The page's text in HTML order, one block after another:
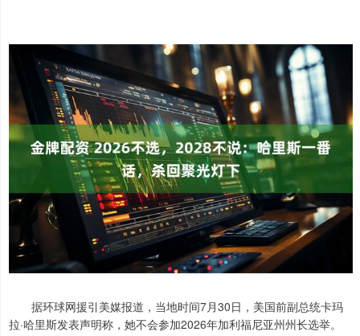
据环球网援引美媒报道，当地时间7月30日，美国前副总统卡玛
拉·哈里斯发表声明称，她不会参加2026年加利福尼亚州州长选举。